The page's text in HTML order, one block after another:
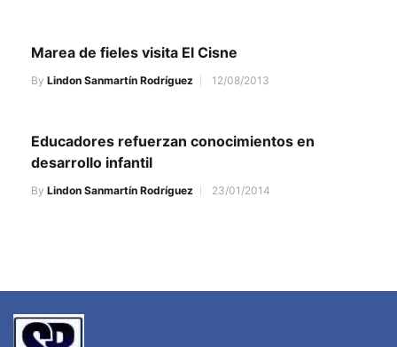
Marea de fieles visita El Cisne
By Lindon Sanmartín Rodríguez 12/08/2013
Educadores refuerzan conocimientos en
desarrollo infantil
By Lindon Sanmartín Rodríguez 23/01/2014